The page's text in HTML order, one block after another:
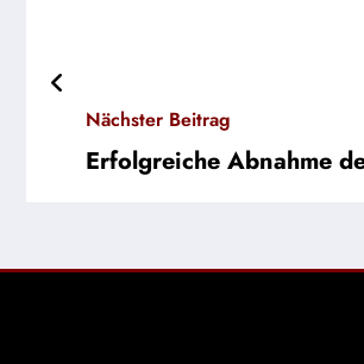
Nächster Beitrag
Erfolgreiche Abnahme